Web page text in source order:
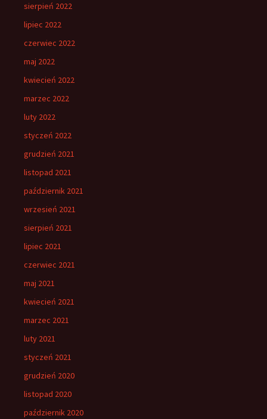
sierpień 2022
lipiec 2022
czerwiec 2022
maj 2022
kwiecień 2022
marzec 2022
luty 2022
styczeń 2022
grudzień 2021
listopad 2021
październik 2021
wrzesień 2021
sierpień 2021
lipiec 2021
czerwiec 2021
maj 2021
kwiecień 2021
marzec 2021
luty 2021
styczeń 2021
grudzień 2020
listopad 2020
październik 2020